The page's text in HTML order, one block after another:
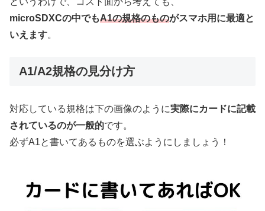
microSDXCの中でもA1の規格のものがスマホ用に最適と
いえます。
A1/A2規格の見分け方
対応している規格は下の画像のように実際にカードに記載
されているのが一般的です。
必ずA1と書いてあるものを選ぶようにしましょう！